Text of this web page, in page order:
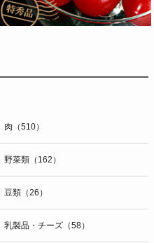
肉（510）
野菜類（162）
豆類（26）
乳製品・チーズ（58）